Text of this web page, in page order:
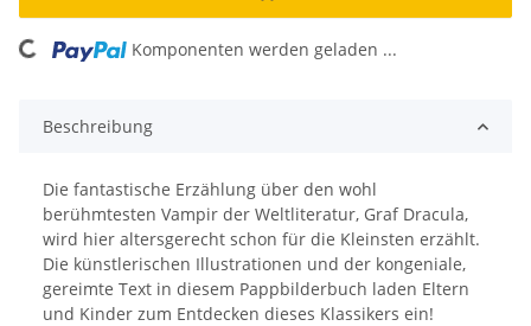
Loading... Komponenten werden geladen ...
Beschreibung
Die fantastische Erzählung über den wohl
berühmtesten Vampir der Weltliteratur, Graf Dracula,
wird hier altersgerecht schon für die Kleinsten erzählt.
Die künstlerischen Illustrationen und der kongeniale,
gereimte Text in diesem Pappbilderbuch laden Eltern
und Kinder zum Entdecken dieses Klassikers ein!